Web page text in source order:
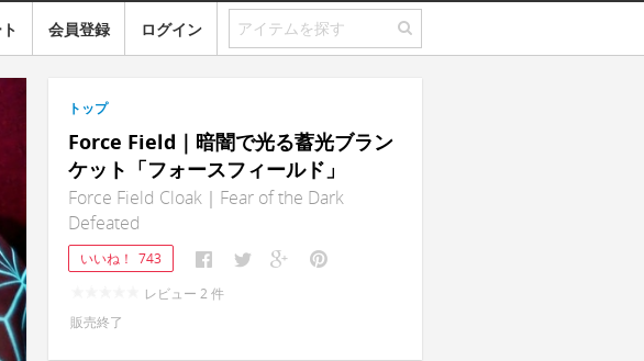
会員登録 ログイン
トップ
Force Field｜暗闇で光る蓄光ブラン
ケット「フォースフィールド」
Force Field Cloak｜Fear of the Dark
Defeated
いいね！ 743
レビュー 2 件
販売終了